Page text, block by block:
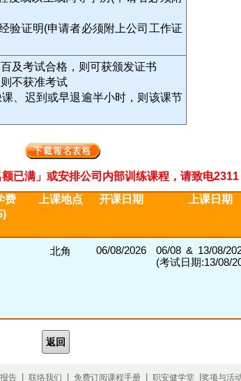
验证明(申请者必须附上公司工作证
及考试合格，则可获颁发证书
不获准考试
、迟到或早退逾半小时，则该课节
已满」或安排公司内部训练课程，请致电
费
上课地点 开课日期 上课日期
北角 06/08/2026
06/08 & 13/08/
(考试日期:13/08/
返回
告 联络我们 免费订阅课程手册 职安健学堂 奖项与活